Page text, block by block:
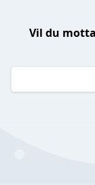
Vil du